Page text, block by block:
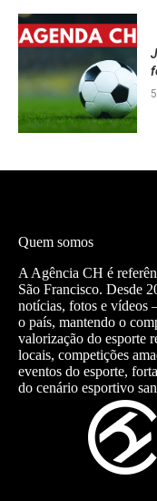
Quem somos
A Agência CH é
São Francisco. Desde
notícias, fotos e vídeos
o país, mantendo o
valorização do esporte
locais, competições
eventos do esporte,
do cenário esportivo